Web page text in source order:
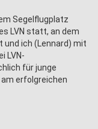
Segelflugplatz
LVN statt, an dem
und ich (Lennard) mit
LVN-
für junge
erfolgreichen